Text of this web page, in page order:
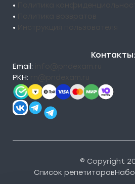
•
•
•
Контакты:
Email:
РКН:
© Copyright
Список репетиторов